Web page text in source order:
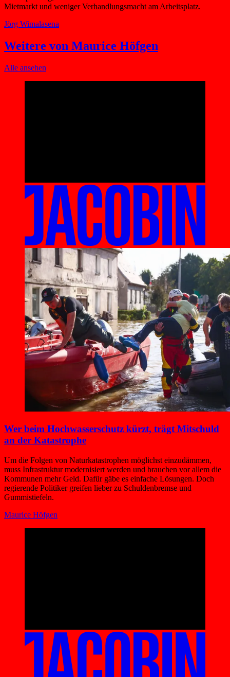
Mietmarkt und weniger Verhandlungsmacht am Arbeitsplatz.
Jörg Wimalasena
Weitere von Maurice Höfgen
Alle ansehen
Wer beim Hochwasserschutz kürzt, trägt Mitschuld
an der Katastrophe
Um die Folgen von Naturkatastrophen möglichst einzudämmen,
muss Infrastruktur modernisiert werden und brauchen vor allem die
Kommunen mehr Geld. Dafür gäbe es einfache Lösungen. Doch
regierende Politiker greifen lieber zu Schuldenbremse und
Gummistiefeln.
Maurice Höfgen